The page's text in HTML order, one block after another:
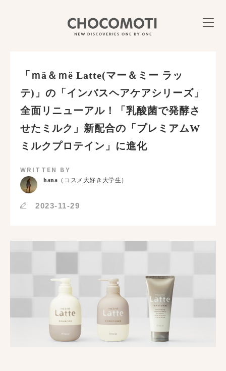
「ｍä＆ｍë Latte(マー＆ミー ラッ
テ)」の「インバスヘアケアシリーズ」
全面リニューアル！「乳酸菌で発酵さ
せたミルク」新配合の「プレミアムW
ミルクプロテイン」に進化
WRITTEN BY
hana （コスメ大好き大学生）
2023-11-29